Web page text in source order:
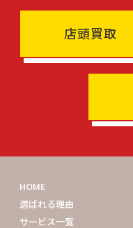
店頭買取
HOME
選ばれる理由
サービス一覧